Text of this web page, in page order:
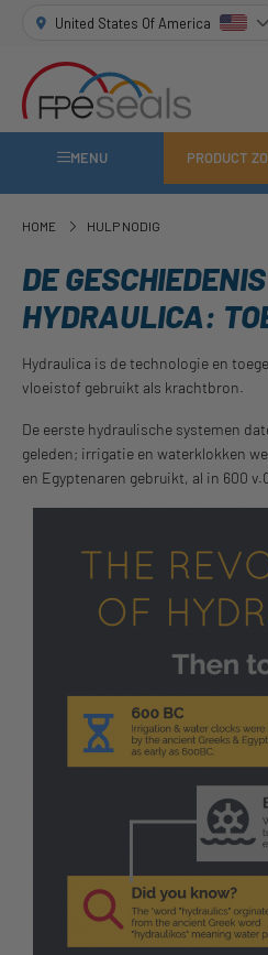
United States Of America
MENU PRODUCT
HOME HULP NODIG
DE
HYDRAULICA:
Hydraulica is de technologie en
vloeistof gebruikt als krachtbron.
De eerste hydraulische systemen
geleden; irrigatie en waterklokken
en Egyptenaren gebruikt, al in 600